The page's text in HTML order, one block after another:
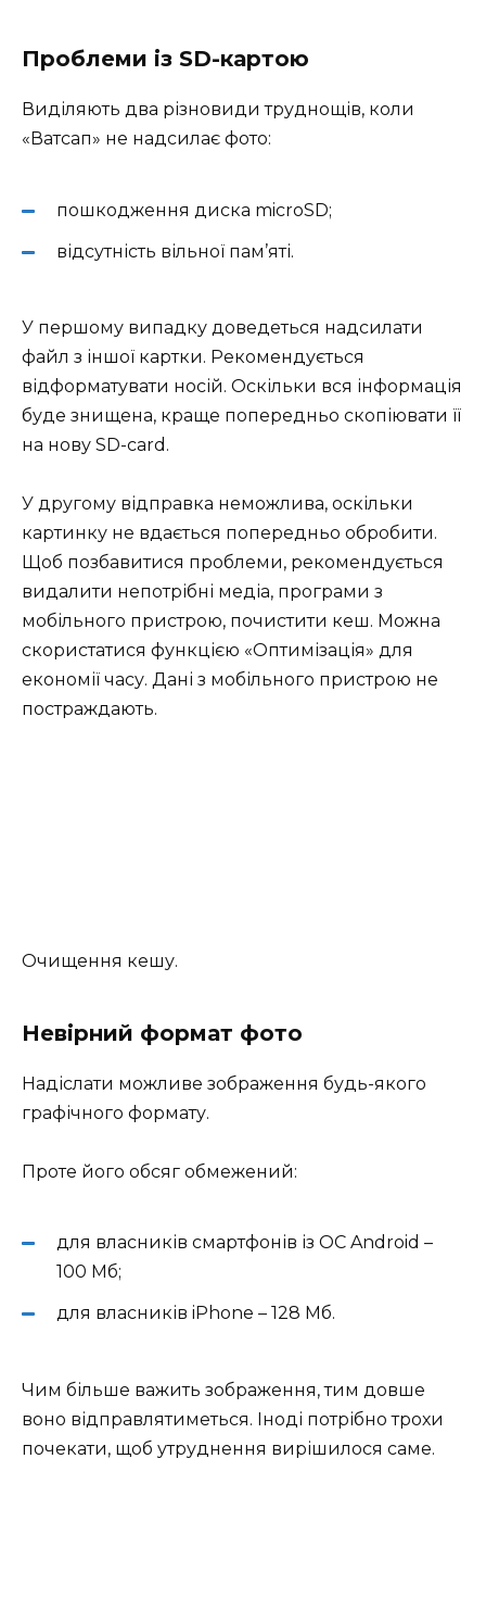
Проблеми із SD-картою
Виділяють два різновиди труднощів, коли
«Ватсап» не надсилає фото:
пошкодження диска microSD;
відсутність вільної пам’яті.
У першому випадку доведеться надсилати
файл з іншої картки. Рекомендується
відформатувати носій. Оскільки вся інформація
буде знищена, краще попередньо скопіювати її
на нову SD-card.
У другому відправка неможлива, оскільки
картинку не вдається попередньо обробити.
Щоб позбавитися проблеми, рекомендується
видалити непотрібні медіа, програми з
мобільного пристрою, почистити кеш. Можна
скористатися функцією «Оптимізація» для
економії часу. Дані з мобільного пристрою не
постраждають.
Очищення кешу.
Невірний формат фото
Надіслати можливе зображення будь-якого
графічного формату.
Проте його обсяг обмежений:
для власників смартфонів із ОС Android –
100 Мб;
для власників iPhone – 128 Мб.
Чим більше важить зображення, тим довше
воно відправлятиметься. Іноді потрібно трохи
почекати, щоб утруднення вирішилося саме.